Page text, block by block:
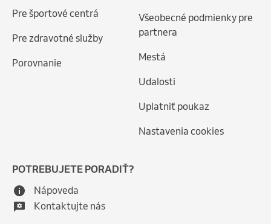
Pre športové centrá
Pre zdravotné služby
Porovnanie
Všeobecné podmienky pre
partnera
Mestá
Udalosti
Uplatniť poukaz
Nastavenia cookies
POTREBUJETE PORADIŤ?
Nápoveda
Kontaktujte nás